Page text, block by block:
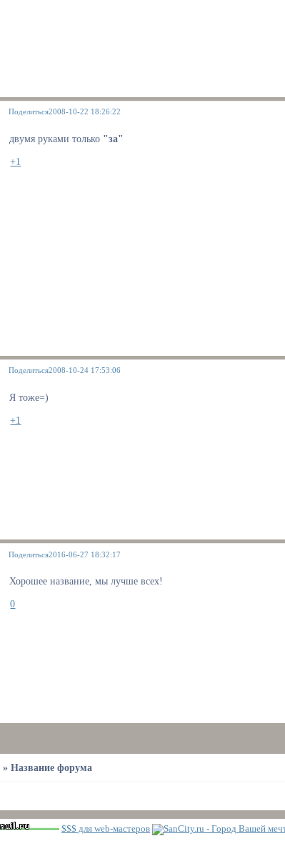
Поделиться2008-10-22 18:26:22
двумя руками только "за"
+1
Поделиться2008-10-24 17:53:06
Я тоже=)
+1
Поделиться2016-06-27 18:32:17
Хорошее название, мы лучше всех!
0
»Название форума
$$$ для web-мастеров